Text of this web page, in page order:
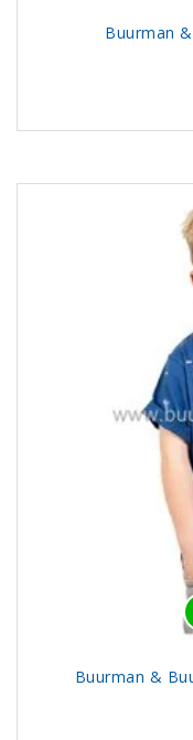
Buurman
Buurman &